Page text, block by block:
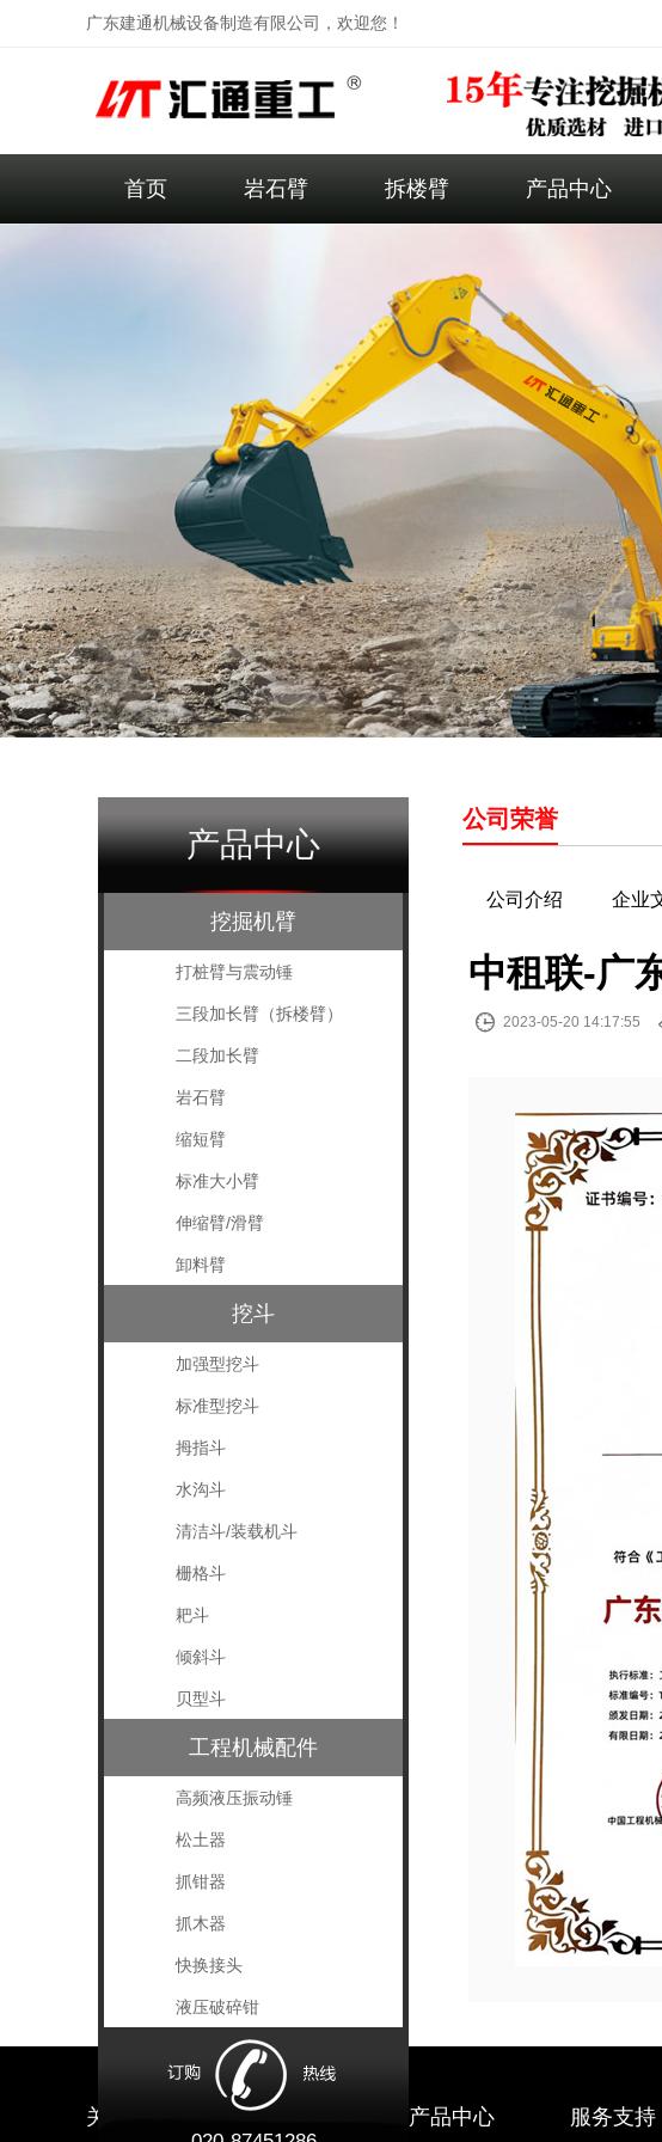
广东建通机械设备制造有限公司，欢迎您！
首页 岩石臂 拆楼臂 产品中心
产品中心
挖掘机臂
打桩臂与震动锤
三段加长臂（拆楼臂）
二段加长臂
岩石臂
缩短臂
标准大小臂
伸缩臂/滑臂
卸料臂
挖斗
加强型挖斗
标准型挖斗
拇指斗
水沟斗
清洁斗/装载机斗
栅格斗
耙斗
倾斜斗
贝型斗
工程机械配件
高频液压振动锤
松土器
抓钳器
抓木器
快换接头
液压破碎钳
公司荣誉
公司介绍 企业
中租联-广
 2023-05-20 14:17:55
关于汇通 新闻中心 产品中心 服务支持